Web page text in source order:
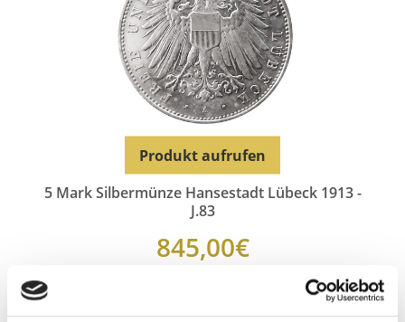
5 Mark Silbermünze Hansestadt Lübeck 1913 -
J.83
845,00€
Produkt aufrufen